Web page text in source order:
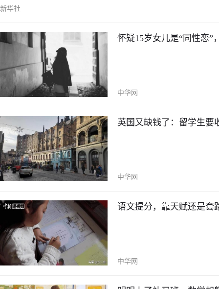
新华社
怀疑15岁女儿是“同性恋”
中华网
英国又缺钱了：留学生要
中华网
语文提分，靠天赋还是套
中华网